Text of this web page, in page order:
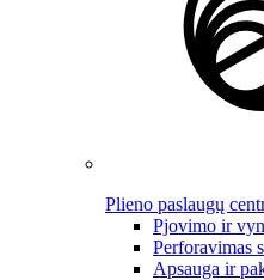
Plieno paslaugų
Pjovimo ir
Perforavimas
Apsauga ir